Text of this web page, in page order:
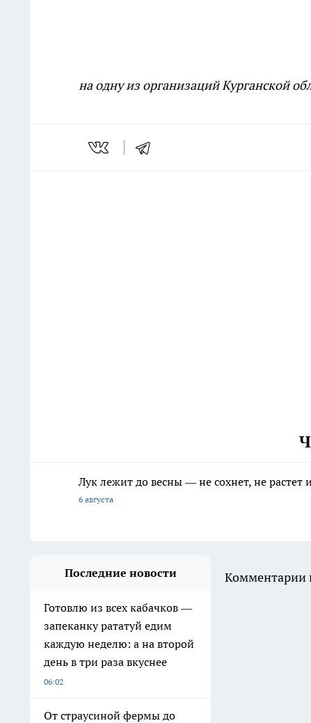
на одну из организаций Курганской
Лук лежит до весны — не сохнет, не
6 августа
Последние новости
Готовлю из всех кабачков —
запеканку рататуй едим
каждую неделю: а на второй
день в три раза вкуснее
06:02
От страусиной фермы до
Комментарии